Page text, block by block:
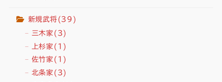
新規武将 (39)
三木家 (3)
上杉家 (1)
佐竹家 (1)
北条家 (3)